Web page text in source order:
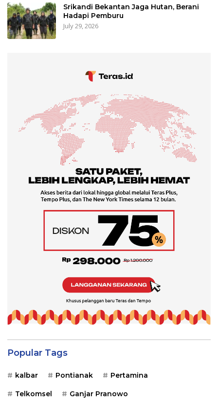
Srikandi Bekantan Jaga Hutan, Berani
Hadapi Pemburu
July 29, 2026
Popular Tags
kalbar Pontianak Pertamina
Telkomsel Ganjar Pranowo